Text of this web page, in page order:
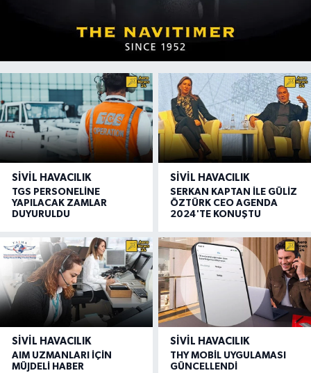
SIVIL HAVACILIK
TGS PERSONELİNE
YAPILACAK ZAMLAR
DUYURULDU
SIVIL HAVACILIK
SERKAN KAPTAN İLE GÜLİZ
ÖZTÜRK CEO AGENDA
2024'TE KONUŞTU
SIVIL HAVACILIK
AIM UZMANLARI İÇİN
MÜJDELİ HABER
SIVIL HAVACILIK
THY MOBİL UYGULAMASI
GÜNCELLENDİ